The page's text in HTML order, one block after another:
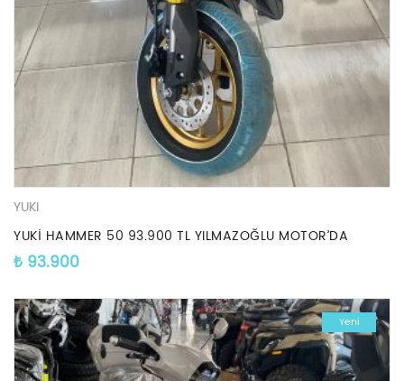
YUKI
YUKİ HAMMER 50 93.900 TL YILMAZOĞLU MOTOR’DA
₺ 93.900
Yeni